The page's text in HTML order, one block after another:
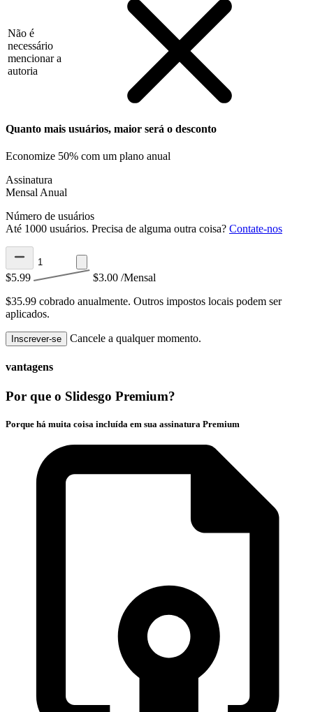
Não é
necessário
mencionar a
autoria
Quanto mais usuários, maior será o desconto
Economize 50% com um plano anual
Assinatura
Mensal Anual
Número de usuários
Até 1000 usuários. Precisa de alguma outra coisa? Contate-nos
$5.99 $3.00 /Mensal
$35.99 cobrado anualmente. Outros impostos locais podem ser
aplicados.
Inscrever-se Cancele a qualquer momento.
vantagens
Por que o Slidesgo Premium?
Porque há muita coisa incluída em sua assinatura Premium